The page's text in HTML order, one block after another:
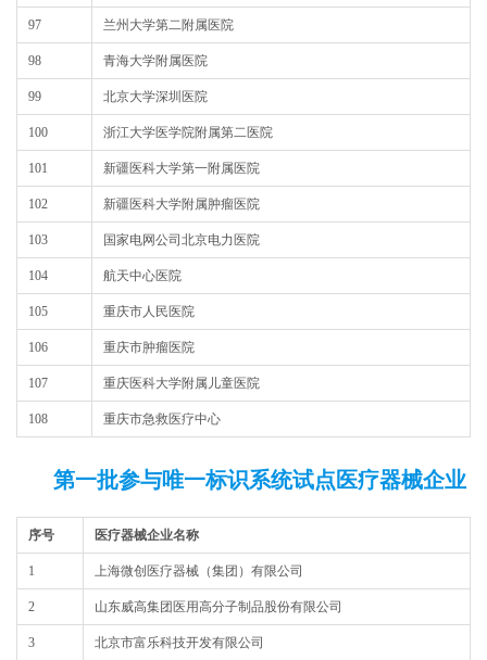
97 兰州大学第二附属医院
98 青海大学附属医院
99 北京大学深圳医院
100 浙江大学医学院附属第二医院
101 新疆医科大学第一附属医院
102 新疆医科大学附属肿瘤医院
103 国家电网公司北京电力医院
104 航天中心医院
105 重庆市人民医院
106 重庆市肿瘤医院
107 重庆医科大学附属儿童医院
108 重庆市急救医疗中心
第一批参与唯一标识系统试点医疗器械企业
序号 医疗器械企业名称
1 上海微创医疗器械（集团）有限公司
2 山东威高集团医用高分子制品股份有限公司
3 北京市富乐科技开发有限公司